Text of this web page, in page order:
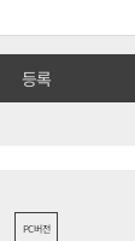
PC버전